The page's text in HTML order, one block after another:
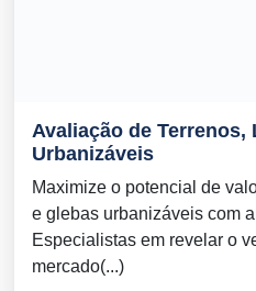
Avaliação de Terrenos,
Urbanizáveis
Maximize o potencial de
e glebas urbanizáveis com
Especialistas em revelar o
mercado(...)